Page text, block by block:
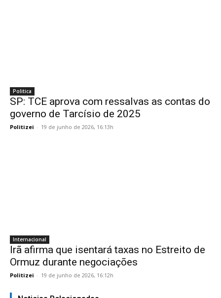
Politica
SP: TCE aprova com ressalvas as contas do
governo de Tarcísio de 2025
Politizei - 19 de junho de 2026, 16:13h
Internacional
Irã afirma que isentará taxas no Estreito de
Ormuz durante negociações
Politizei - 19 de junho de 2026, 16:12h